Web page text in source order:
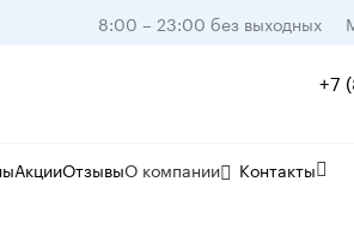
8:00 – 23:00 без выходных
+7
АкцииОтзывыО компании Контакты